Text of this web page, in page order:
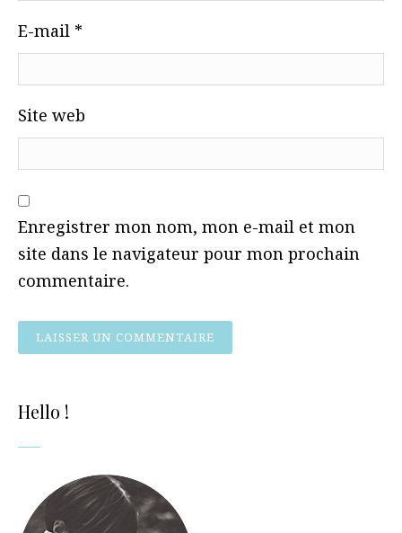
E-mail *
Site web
Enregistrer mon nom, mon e-mail et mon
site dans le navigateur pour mon prochain
commentaire.
Hello !